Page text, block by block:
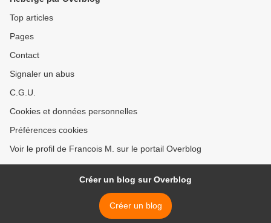
Top articles
Pages
Contact
Signaler un abus
C.G.U.
Cookies et données personnelles
Préférences cookies
Voir le profil de Francois M. sur le portail Overblog
Créer un blog sur Overblog
Créer un blog